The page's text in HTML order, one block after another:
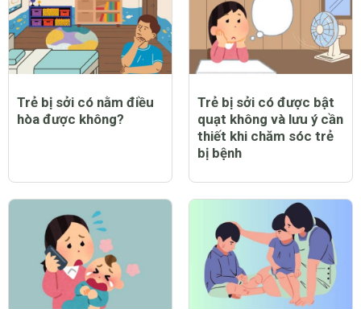
Trẻ bị sởi có nằm điều
hòa được không?
Trẻ bị sởi có được bật
quạt không và lưu ý cần
thiết khi chăm sóc trẻ
bị bệnh